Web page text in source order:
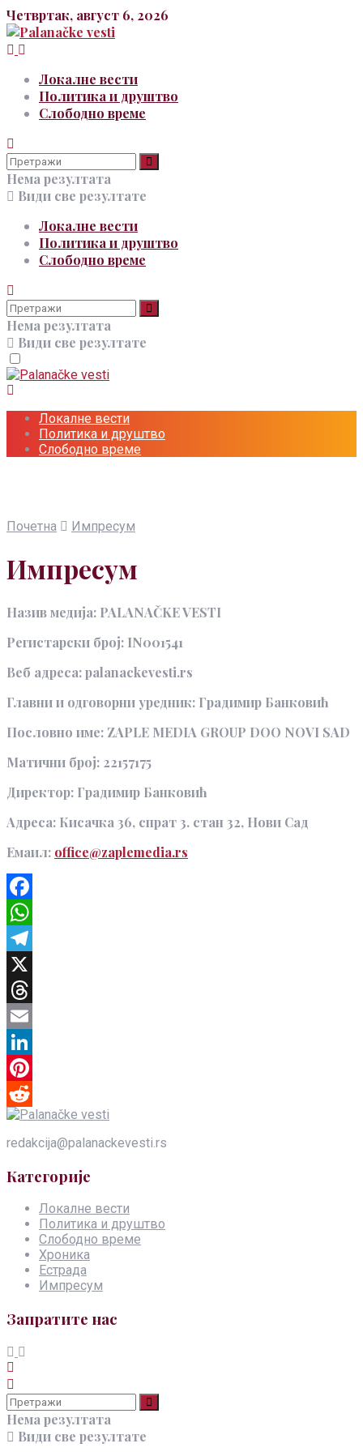
Четвртак, август 6, 2026
Локалне вести
Политика и друштво
Слободно време
Нема резултата
Види све резултате
Локалне вести
Политика и друштво
Слободно време
Нема резултата
Види све резултате
Локалне вести
Политика и друштво
Слободно време
Почетна Импресум
Импресум
Назив медија: PALANAČKE VESTI
Регистарски број: IN001541
Веб адреса: palanackevesti.rs
Главни и одговорни уредник: Градимир Банковић
Пословно име: ZAPLE MEDIA GROUP DOO NOVI SAD
Матични број: 22157175
Директор: Градимир Банковић
Адреса: Кисачка 36, спрат 3. стан 32, Нови Сад
Емаил: office@zaplemedia.rs
Facebook
WhatsApp
Telegram
X
Threads
Email
LinkedIn
Pinterest
Reddit
redakcija@palanackevesti.rs
Категорије
Локалне вести
Политика и друштво
Слободно време
Хроника
Естрада
Импресум
Запратите нас
Нема резултата
Види све резултате